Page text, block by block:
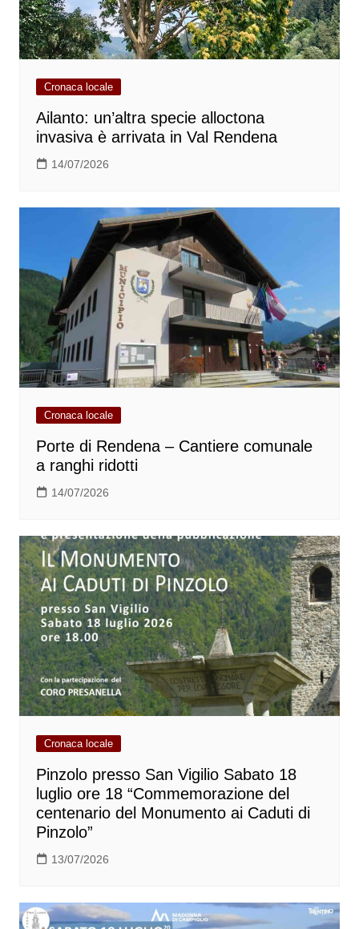
Cronaca locale
Ailanto: un’altra specie alloctona
invasiva è arrivata in Val Rendena
14/07/2026
Cronaca locale
Porte di Rendena – Cantiere comunale
a ranghi ridotti
14/07/2026
Cronaca locale
Pinzolo presso San Vigilio Sabato 18
luglio ore 18 “Commemorazione del
centenario del Monumento ai Caduti di
Pinzolo”
13/07/2026